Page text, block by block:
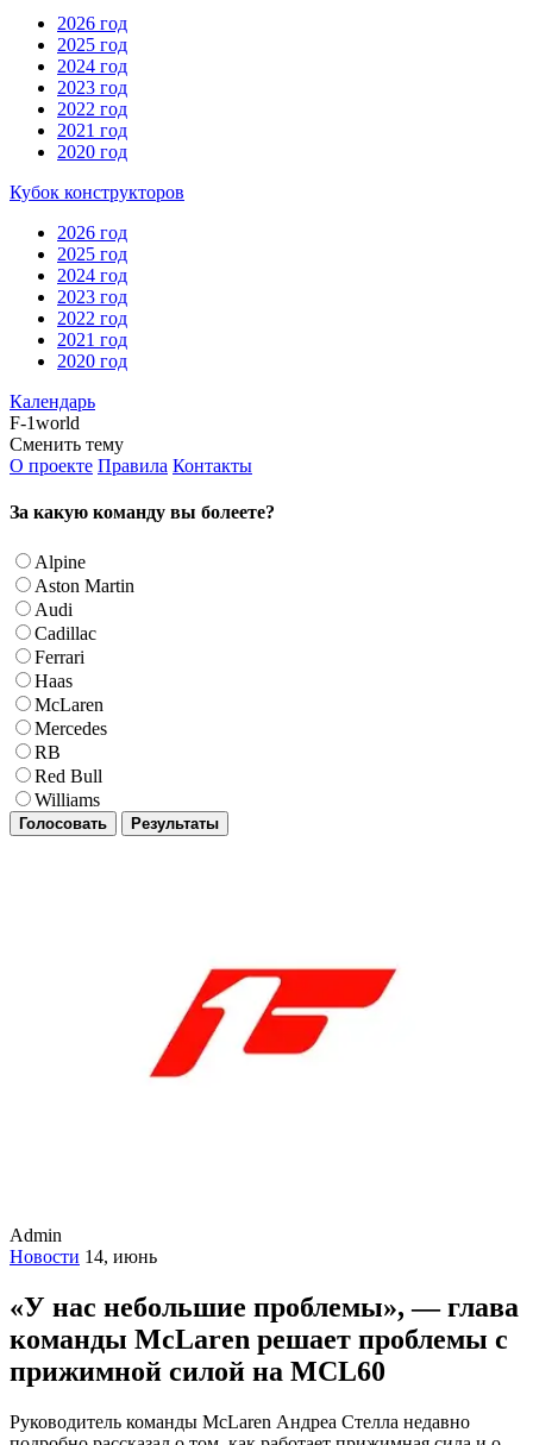
2026 год
2025 год
2024 год
2023 год
2022 год
2021 год
2020 год
Кубок конструкторов
2026 год
2025 год
2024 год
2023 год
2022 год
2021 год
2020 год
Календарь
F-1world
Сменить тему
О проекте Правила Контакты
За какую команду вы болеете?
Alpine
Aston Martin
Audi
Cadillac
Ferrari
Haas
McLaren
Mercedes
RB
Red Bull
Williams
Голосовать Результаты
Admin
Новости 14, июнь
«У нас небольшие проблемы», — глава
команды McLaren решает проблемы с
прижимной силой на MCL60
Руководитель команды McLaren Андреа Стелла недавно